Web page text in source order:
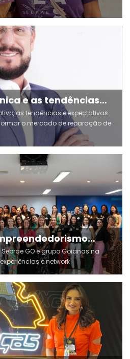
e as tendências
as tendências e expectativas
o mercado de reparação de
que atuam na
em Goiânia
Sebrae GO e grupo Goianas na
e network